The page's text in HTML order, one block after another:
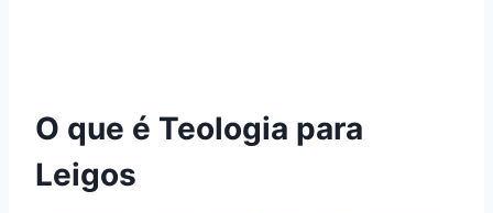
O que é Teologia para
Leigos